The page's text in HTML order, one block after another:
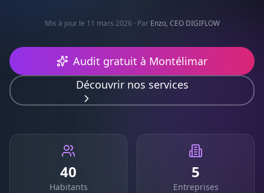
Mis à jour le 11 mars 2026 · Par Enzo, CEO DIGIFLOW
Audit gratuit à Montélimar
Découvrir nos services
40
Habitants
5
Entreprises